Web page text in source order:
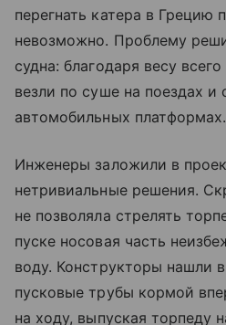
перегнать катера в
невозможно. Проблему
судна: благодаря весу
везли по суше на поездах и
автомобильных платформах.
Инженеры заложили в
нетривиальные решения.
не позволяла стрелять
пуске носовая часть
воду. Конструкторы нашли
пусковые трубы кормой
на ходу, выпуская торпеду